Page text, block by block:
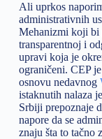
Ali uprkos
administrativnih
Mehanizmi koji bi
transparentnoj i
upravi koja je
ograničeni. CEP
osnovu nedavnog
istaknutih nalaza
Srbiji prepoznaje
napore da se
znaju šta to tačno